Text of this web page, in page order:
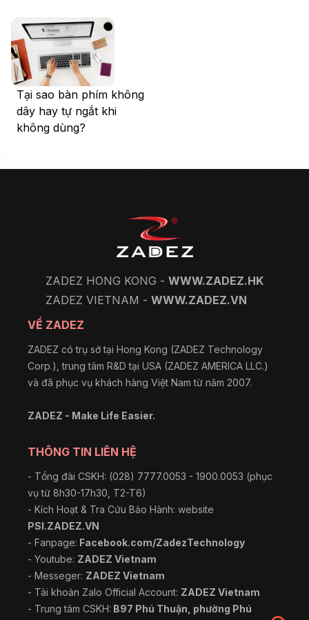
Tại sao bàn phím không
dây hay tự ngắt khi
không dùng?
ZADEZ HONG KONG - WWW.ZADEZ.HK
ZADEZ VIETNAM - WWW.ZADEZ.VN
VỀ ZADEZ
ZADEZ có trụ sở tại Hong Kong (ZADEZ Technology
Corp.), trung tâm R&D tại USA (ZADEZ AMERICA LLC.)
và đã phục vụ khách hàng Việt Nam từ năm 2007.
ZADEZ - Make Life Easier.
THÔNG TIN LIÊN HỆ
- Tổng đài CSKH: (028) 7777.0053 - 1900.0053 (phục
vụ từ 8h30-17h30, T2-T6)
- Kích Hoạt & Tra Cứu Bảo Hành: website
PSI.ZADEZ.VN
- Fanpage: Facebook.com/ZadezTechnology
- Youtube: ZADEZ Vietnam
- Messeger: ZADEZ Vietnam
- Tài khoản Zalo Official Account: ZADEZ Vietnam
- Trung tâm CSKH: B97 Phú Thuận, phường Phú